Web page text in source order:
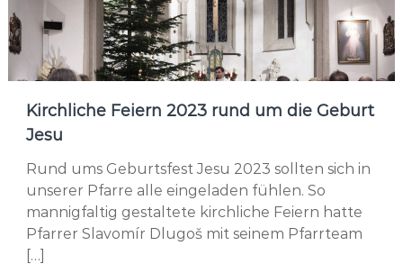
Kirchliche Feiern 2023 rund um die Geburt
Jesu
Rund ums Geburtsfest Jesu 2023 sollten sich in
unserer Pfarre alle eingeladen fühlen. So
mannigfaltig gestaltete kirchliche Feiern hatte
Pfarrer Slavomír Dlugoš mit seinem Pfarrteam
[…]